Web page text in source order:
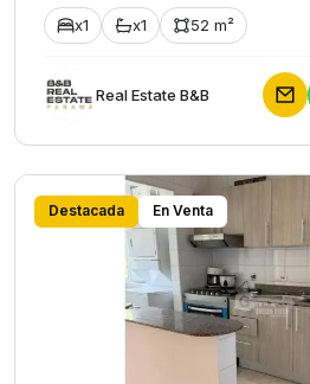
x1 x1 52 m²
Rеаl Еstаtе В&В
Destacada En Venta